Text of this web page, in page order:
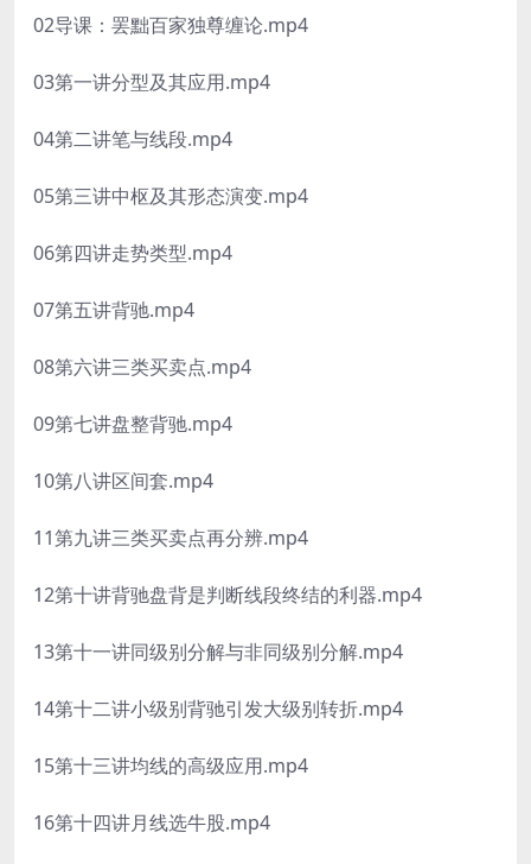
02导课：罢黜百家独尊缠论.mp4
03第一讲分型及其应用.mp4
04第二讲笔与线段.mp4
05第三讲中枢及其形态演变.mp4
06第四讲走势类型.mp4
07第五讲背驰.mp4
08第六讲三类买卖点.mp4
09第七讲盘整背驰.mp4
10第八讲区间套.mp4
11第九讲三类买卖点再分辨.mp4
12第十讲背驰盘背是判断线段终结的利器.mp4
13第十一讲同级别分解与非同级别分解.mp4
14第十二讲小级别背驰引发大级别转折.mp4
15第十三讲均线的高级应用.mp4
16第十四讲月线选牛股.mp4